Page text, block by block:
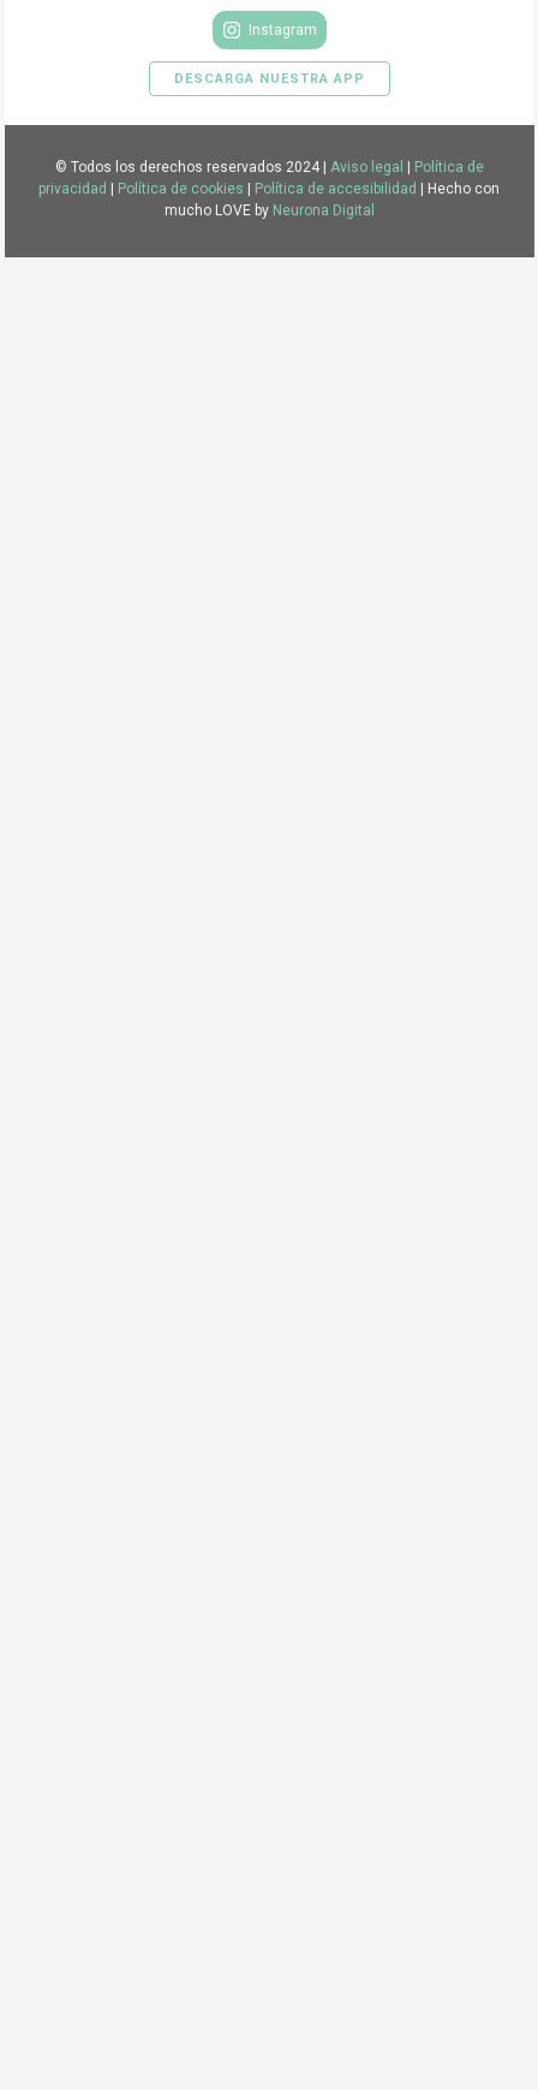
Instagram
DESCARGA NUESTRA APP
© Todos los derechos reservados 2024 | Aviso legal
Política de
privacidad
Política de cookies Política de accesibilidad
| Hecho con
mucho LOVE by Neurona Digital